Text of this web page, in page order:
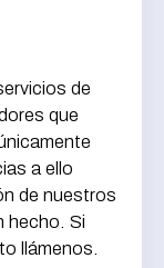
de
que
a ello
de nuestros
hecho. Si
llámenos.